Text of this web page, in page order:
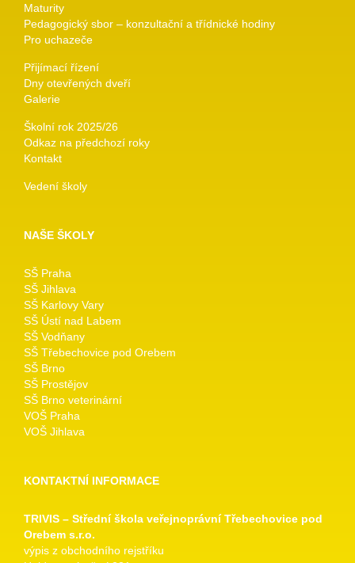
Maturity
Pedagogický sbor – konzultační a třídnické hodiny
Pro uchazeče
Přijímací řízení
Dny otevřených dveří
Galerie
Školní rok 2025/26
Odkaz na předchozí roky
Kontakt
Vedení školy
NAŠE ŠKOLY
SŠ Praha
SŠ Jihlava
SŠ Karlovy Vary
SŠ Ústí nad Labem
SŠ Vodňany
SŠ Třebechovice pod Orebem
SŠ Brno
SŠ Prostějov
SŠ Brno veterinární
VOŠ Praha
VOŠ Jihlava
KONTAKTNÍ INFORMACE
TRIVIS – Střední škola veřejnoprávní Třebechovice pod
Orebem s.r.o.
výpis z obchodního rejstříku